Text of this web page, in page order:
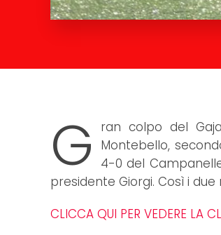
G
ran colpo del
Montebello,
4-0 del
presidente Giorgi. Così i
CLICCA QUI PER VEDERE LA